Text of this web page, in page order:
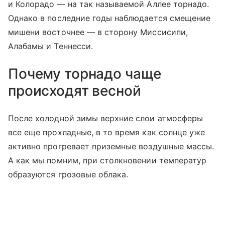
и Колорадо — на так называемой Аллее торнадо.
Однако в последние годы наблюдается смещение
мишени восточнее — в сторону Миссисипи,
Алабамы и Теннесси.
Почему торнадо чаще
происходят весной
После холодной зимы верхние слои атмосферы
все еще прохладные, в то время как солнце уже
активно прогревает приземные воздушные массы.
А как мы помним, при столкновении температур
образуются грозовые облака.